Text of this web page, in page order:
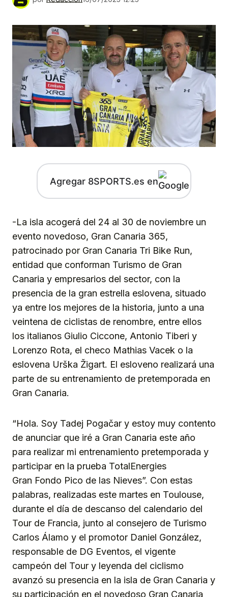
Agregar 8SPORTS.es en
-La isla acogerá del 24 al 30 de noviembre un
evento novedoso, Gran Canaria 365,
patrocinado por Gran Canaria Tri Bike Run,
entidad que conforman Turismo de Gran
Canaria y empresarios del sector, con la
presencia de la gran estrella eslovena, situado
ya entre los mejores de la historia, junto a una
veintena de ciclistas de renombre, entre ellos
los italianos Giulio Ciccone, Antonio Tiberi y
Lorenzo Rota, el checo Mathias Vacek o la
eslovena Urška Žigart. El esloveno realizará una
parte de su entrenamiento de pretemporada en
Gran Canaria.
“Hola. Soy Tadej Pogačar y estoy muy contento
de anunciar que iré a Gran Canaria este año
para realizar mi entrenamiento pretemporada y
participar en la prueba TotalEnergies
Gran Fondo Pico de las Nieves”. Con estas
palabras, realizadas este martes en Toulouse,
durante el día de descanso del calendario del
Tour de Francia, junto al consejero de Turismo
Carlos Álamo y el promotor Daniel González,
responsable de DG Eventos, el vigente
campeón del Tour y leyenda del ciclismo
avanzó su presencia en la isla de Gran Canaria y
su participación en el novedoso Gran Canaria